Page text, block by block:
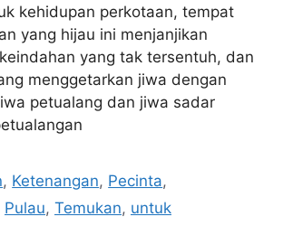
kehidupan perkotaan, tempat
yang hijau ini menjanjikan
yang tak tersentuh, dan
menggetarkan jiwa dengan
petualang dan jiwa sadar
, Ketenangan, Pecinta,
Pulau, Temukan, untuk